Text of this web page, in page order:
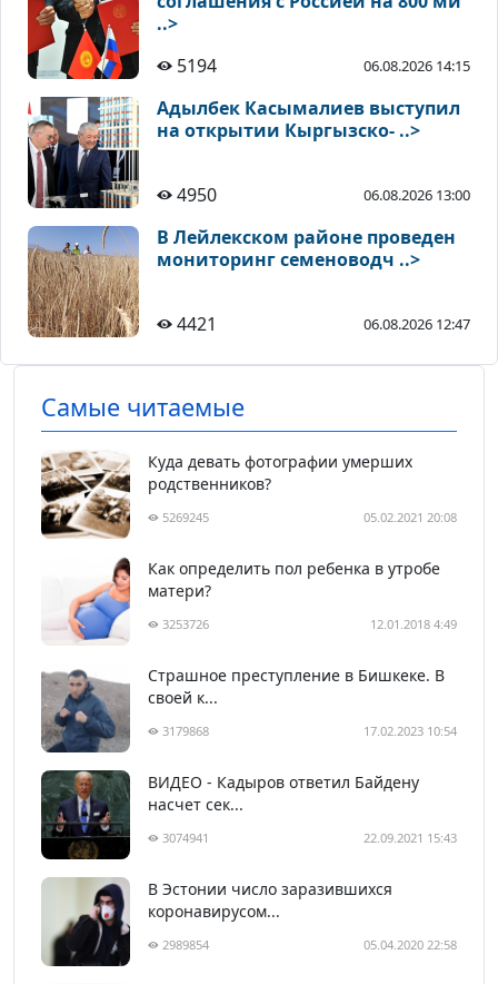
..>
5194
06.08.2026 14:15
Адылбек Касымалиев выступил
на открытии Кыргызско- ..>
4950 06.08.2026 13:00
В Лейлекском районе проведен
мониторинг семеноводч ..>
4421 06.08.2026 12:47
Самые читаемые
Куда девать фотографии умерших
родственников?
5269245 05.02.2021 20:08
Как определить пол ребенка в утробе
матери?
3253726 12.01.2018 4:49
Страшное преступление в Бишкеке. В
своей к...
3179868 17.02.2023 10:54
ВИДЕО - Кадыров ответил Байдену
насчет сек...
3074941 22.09.2021 15:43
В Эстонии число заразившихся
коронавирусом...
2989854 05.04.2020 22:58